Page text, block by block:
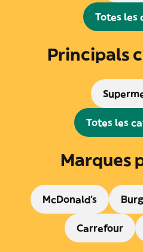
Totes les
Principals
Totes les
Marques
McDonald's
Carrefour